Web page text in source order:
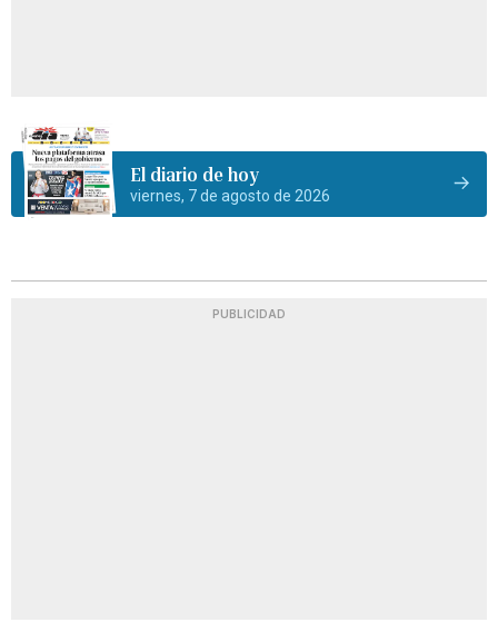
El diario de hoy
viernes, 7 de agosto de 2026
PUBLICIDAD